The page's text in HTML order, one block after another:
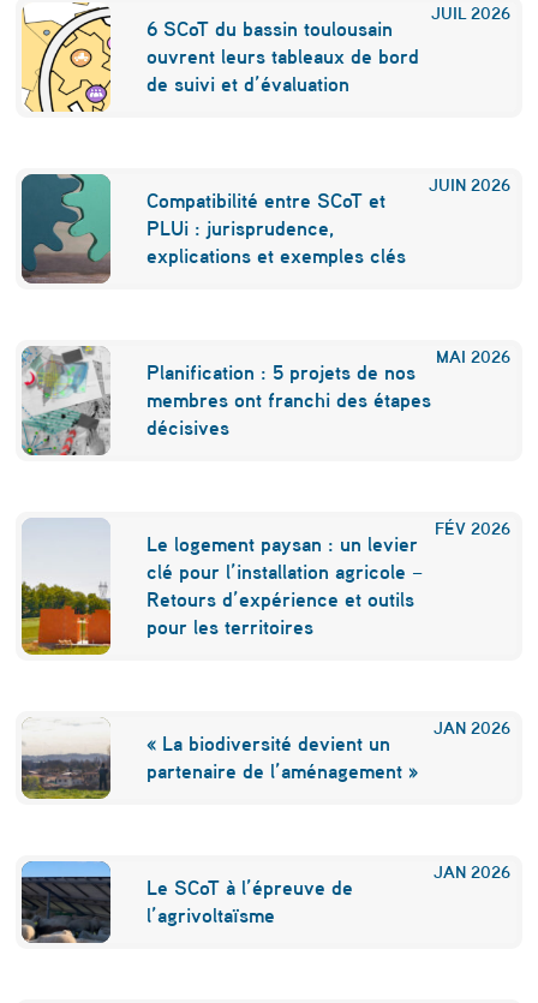
JUIL 2026
6 SCoT du bassin toulousain
ouvrent leurs tableaux de bord
de suivi et d’évaluation
JUIN 2026
Compatibilité entre SCoT et
PLUi : jurisprudence,
explications et exemples clés
MAI 2026
Planification : 5 projets de nos
membres ont franchi des étapes
décisives
FÉV 2026
Le logement paysan : un levier
clé pour l’installation agricole –
Retours d’expérience et outils
pour les territoires
JAN 2026
« La biodiversité devient un
partenaire de l’aménagement »
JAN 2026
Le SCoT à l’épreuve de
l’agrivoltaïsme